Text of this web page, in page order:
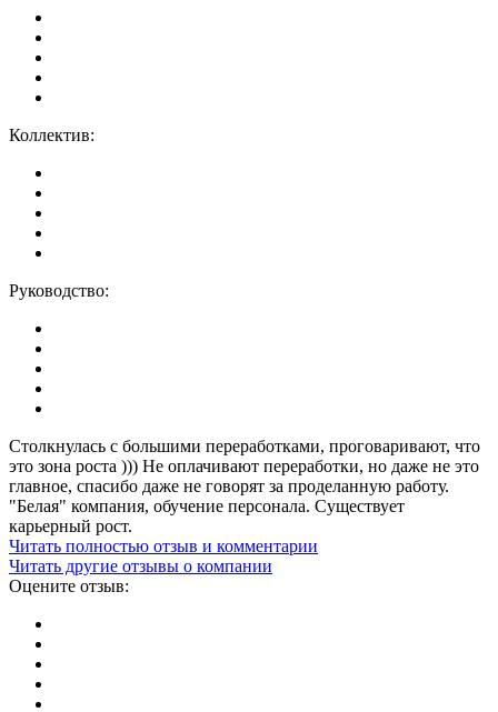
Коллектив:
Руководство:
Столкнулась с большими переработками, проговаривают, что
это зона роста ))) Не оплачивают переработки, но даже не это
главное, спасибо даже не говорят за проделанную работу.
"Белая" компания, обучение персонала. Существует
карьерный рост.
Читать полностью отзыв и комментарии
Читать другие отзывы о компании
Оцените отзыв: